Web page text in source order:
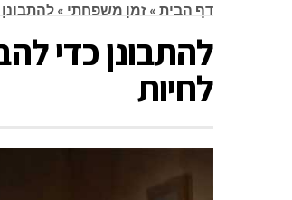
דף הבית » זמן משפחתי »
להתבונן כדי
לחיות